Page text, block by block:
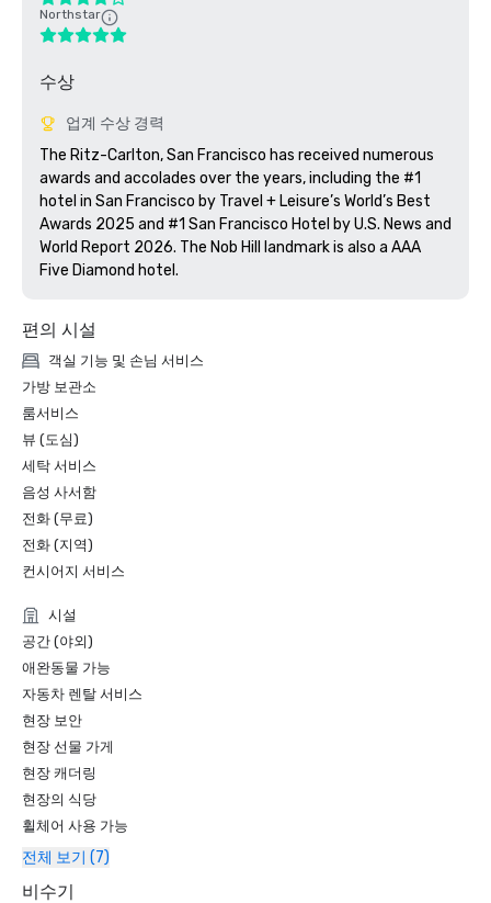
Northstar
수상
업계 수상 경력
The Ritz-Carlton, San Francisco has received numerous
awards and accolades over the years, including the #1
hotel in San Francisco by Travel + Leisure’s World’s Best
Awards 2025 and #1 San Francisco Hotel by U.S. News and
World Report 2026. The Nob Hill landmark is also a AAA
편의 시설
객실 기능 및 손님 서비스
가방 보관소
룸서비스
뷰 (도심)
세탁 서비스
음성 사서함
전화 (무료)
전화 (지역)
컨시어지 서비스
시설
공간 (야외)
애완동물 가능
자동차 렌탈 서비스
현장 보안
현장 선물 가게
현장 캐더링
현장의 식당
휠체어 사용 가능
전체 보기 (7)
비수기